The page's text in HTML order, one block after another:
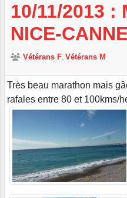
10/11/2013 :
NICE-
Vétérans F Vétérans M
Très beau marathon mais
rafales entre 80 et 100kms/